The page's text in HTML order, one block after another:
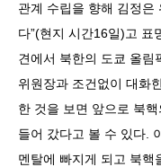
관계 수립을 향해 김정은
다”(현지 시간16일)고 표
견에서 북한의 도쿄 올림
위원장과 조건없이 대화
한 것을 보면 앞으로 북
들어 갔다고 볼 수 있다.
멘탈에 빠지게 되고 북핵